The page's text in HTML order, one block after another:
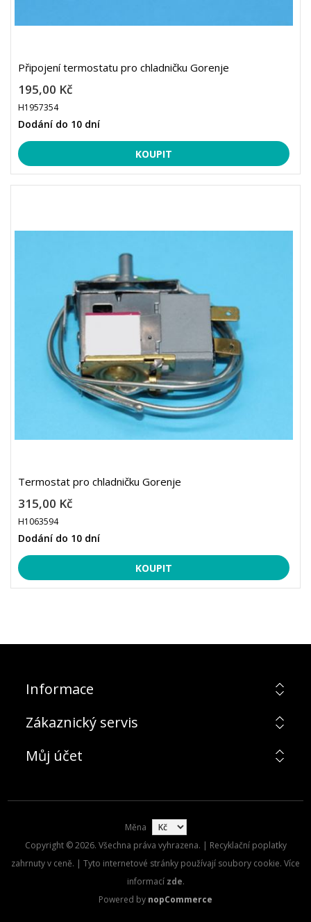
Připojení termostatu pro chladničku Gorenje
195,00 Kč
H1957354
Dodání do 10 dní
Termostat pro chladničku Gorenje
315,00 Kč
H1063594
Dodání do 10 dní
Informace
Zákaznický servis
Můj účet
Měna
Copyright © 2026. Všechna práva vyhrazena. | Recyklační poplatky
zahrnuty v ceně. | Tyto internetové stránky používají soubory cookie. Více
informací zde.
Powered by nopCommerce